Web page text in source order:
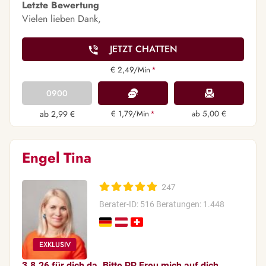
Letzte Bewertung
Vielen lieben Dank,
JETZT CHATTEN
€ 2,49/Min *
0900
ab 2,99 €
€ 1,79/Min * ab 5,00 €
Engel Tina
247
Berater-ID: 516 Beratungen: 1.448